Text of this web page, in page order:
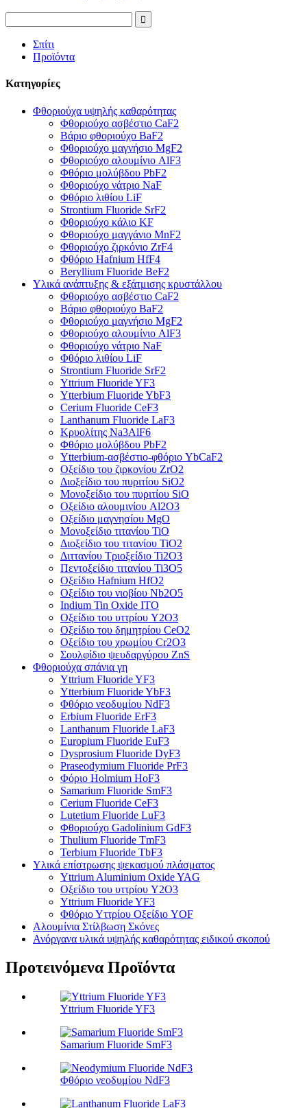
Σπίτι
Προϊόντα
Κατηγορίες
Φθοριούχα υψηλής καθαρότητας
Φθοριούχο ασβέστιο CaF2
Βάριο φθοριούχο BaF2
Φθοριούχο μαγνήσιο MgF2
Φθοριούχο αλουμίνιο AlF3
Φθόριο μολύβδου PbF2
Φθοριούχο νάτριο NaF
Φθόριο λιθίου LiF
Strontium Fluoride SrF2
Φθοριούχο κάλιο KF
Φθοριούχο μαγγάνιο MnF2
Φθοριούχο ζιρκόνιο ZrF4
Φθόριο Hafnium HfF4
Beryllium Fluoride BeF2
Υλικά ανάπτυξης & εξάτμισης κρυστάλλου
Φθοριούχο ασβέστιο CaF2
Βάριο φθοριούχο BaF2
Φθοριούχο μαγνήσιο MgF2
Φθοριούχο αλουμίνιο AlF3
Φθοριούχο νάτριο NaF
Φθόριο λιθίου LiF
Strontium Fluoride SrF2
Yttrium Fluoride YF3
Ytterbium Fluoride YbF3
Cerium Fluoride CeF3
Lanthanum Fluoride LaF3
Κρυολίτης Na3AlF6
Φθόριο μολύβδου PbF2
Ytterbium-ασβέστιο-φθόριο YbCaF2
Οξείδιο του ζιρκονίου ZrO2
Διοξείδιο του πυριτίου SiO2
Μονοξείδιο του πυριτίου SiO
Οξείδιο αλουμινίου Al2O3
Οξείδιο μαγνησίου MgO
Μονοξείδιο τιτανίου TiO
Διοξείδιο του τιτανίου TiO2
Διττανίου Τριοξείδιο Ti2O3
Πεντοξείδιο τιτανίου Ti3O5
Οξείδιο Hafnium HfO2
Οξείδιο του νιοβίου Nb2O5
Indium Tin Oxide ITO
Οξείδιο του υττρίου Y2O3
Οξείδιο του δημητρίου CeO2
Οξείδιο του χρωμίου Cr2O3
Σουλφίδιο ψευδαργύρου ZnS
Φθοριούχα σπάνια γη
Yttrium Fluoride YF3
Ytterbium Fluoride YbF3
Φθόριο νεοδυμίου NdF3
Erbium Fluoride ErF3
Lanthanum Fluoride LaF3
Europium Fluoride EuF3
Dysprosium Fluoride DyF3
Praseodymium Fluoride PrF3
Φόριο Holmium HoF3
Samarium Fluoride SmF3
Cerium Fluoride CeF3
Lutetium Fluoride LuF3
Φθοριούχο Gadolinium GdF3
Thulium Fluoride TmF3
Terbium Fluoride TbF3
Υλικά επίστρωσης ψεκασμού πλάσματος
Yttrium Aluminium Oxide YAG
Οξείδιο του υττρίου Y2O3
Yttrium Fluoride YF3
Φθόριο Υττρίου Οξείδιο YOF
Αλουμίνια Στίλβωση Σκόνες
Ανόργανα υλικά υψηλής καθαρότητας ειδικού σκοπού
Προτεινόμενα Προϊόντα
Yttrium Fluoride YF3
Samarium Fluoride SmF3
Φθόριο νεοδυμίου NdF3